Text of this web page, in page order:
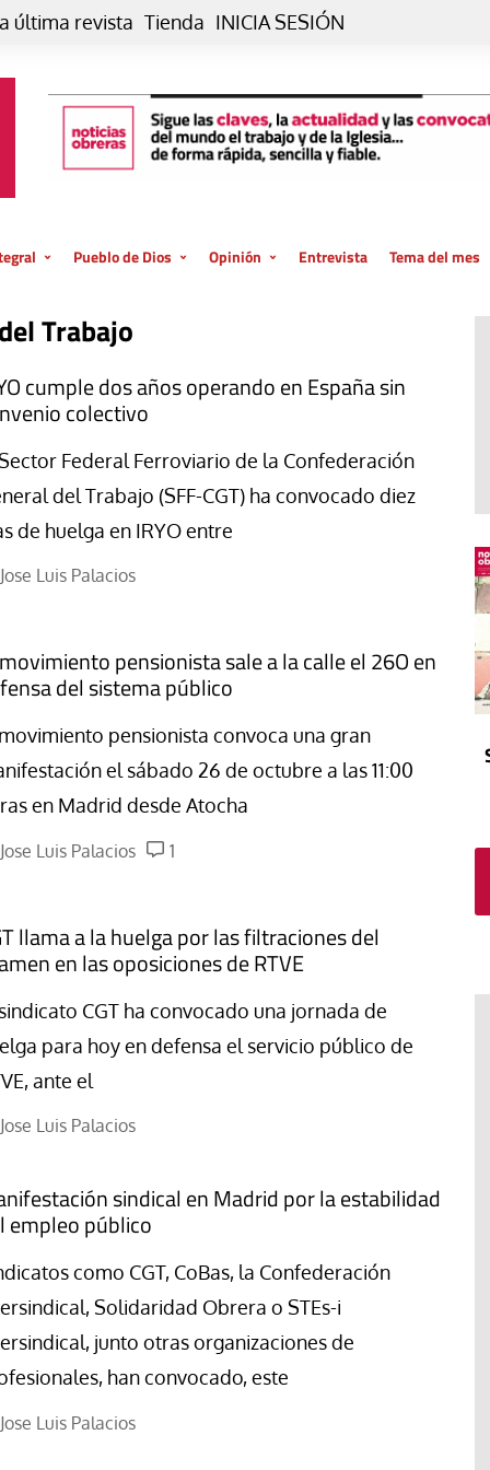
última revista Tienda INICIA SESIÓN
Pueblo de Dios
La oración de cada día
Vaticano
El termómetro
El Evangelio en tu vida
El atrio
In memoriam
Opinión
Blog Eutopía
Blog Desde mi azotea
Viñeta
Tribuna
La columna
Entrevista Tema del mes
Trabajo
cumple dos años operando en España sin
colectivo
Federal Ferroviario de la Confederación
del Trabajo (SFF-CGT) ha convocado diez
de huelga en IRYO entre
Jose Luis Palacios
pensionista sale a la calle el 26O en
del sistema público
pensionista convoca una gran
el sábado 26 de octubre a las 11:00
en Madrid desde Atocha
Jose Luis Palacios 1
llama a la huelga por las filtraciones del
en las oposiciones de RTVE
CGT ha convocado una jornada de
para hoy en defensa el servicio público de
ante el
Jose Luis Palacios
sindical en Madrid por la estabilidad
empleo público
como CGT, CoBas, la Confederación
Solidaridad Obrera o STEs-i
junto otras organizaciones de
han convocado, este
Jose Luis Palacios
en el
que Blog El Evangelio del trabajo